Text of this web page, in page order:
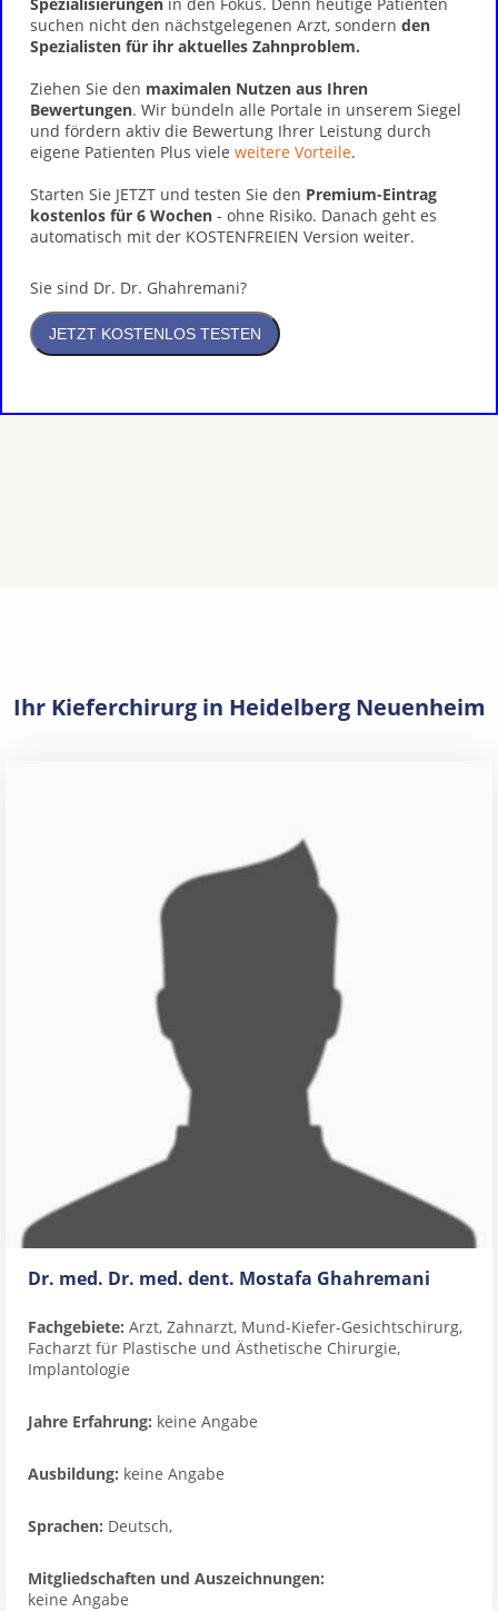
suchen nicht den nächstgelegenen Arzt, sondern den
Spezialisten für ihr aktuelles Zahnproblem.
Ziehen Sie den maximalen Nutzen aus Ihren
Bewertungen. Wir bündeln alle Portale in unserem Siegel
und fördern aktiv die Bewertung Ihrer Leistung durch
eigene Patienten Plus viele weitere Vorteile.
Starten Sie JETZT und testen Sie den Premium-Eintrag
kostenlos für 6 Wochen - ohne Risiko. Danach geht es
automatisch mit der KOSTENFREIEN Version weiter.
Sie sind Dr. Dr. Ghahremani?
Ihr Kieferchirurg in Heidelberg Neuenheim
Dr. med. Dr. med. dent. Mostafa Ghahremani
Fachgebiete: Arzt, Zahnarzt, Mund-Kiefer-Gesichtschirurg,
Facharzt für Plastische und Ästhetische Chirurgie,
Implantologie
Jahre Erfahrung: keine Angabe
Ausbildung: keine Angabe
Sprachen: Deutsch,
Mitgliedschaften und Auszeichnungen:
keine Angabe